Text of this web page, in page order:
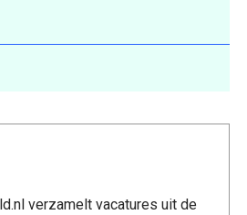
verzamelt vacatures uit de